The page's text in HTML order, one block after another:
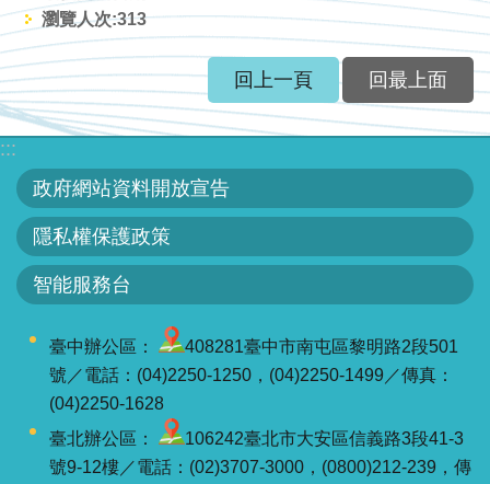
能
服
務
台
瀏覽人次:313
回上一頁 回最上面
:::
政府網站資料開放宣告
隱私權保護政策
智能服務台
臺中辦公區：
408281臺中市南屯區黎明路2段501
號／電話：(04)2250-1250，(04)2250-1499／傳真：
(04)2250-1628
臺北辦公區：
106242臺北市大安區信義路3段41-3
號9-12樓／電話：(02)3707-3000，(0800)212-239，傳